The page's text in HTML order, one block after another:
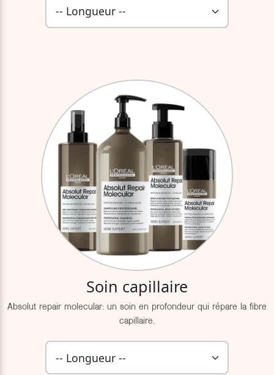
Soin capillaire
Absolut repair molecular: un soin en profondeur qui répare la fibre
capillaire.